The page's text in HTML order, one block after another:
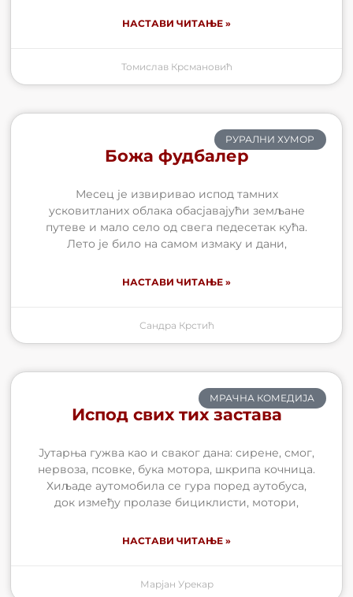
НАСТАВИ ЧИТАЊЕ »
Томислав Крсмановић
РУРАЛНИ ХУМОР
Божа фудбалер
Месец је извиривао испод тамних
усковитланих облака обасјавајући земљане
путеве и мало село од свега педесетак кућа.
Лето је било на самом измаку и дани,
НАСТАВИ ЧИТАЊЕ »
Сандра Крстић
МРАЧНА КОМЕДИЈА
Испод свих тих застава
Јутарња гужва као и сваког дана: сирене, смог,
нервоза, псовке, бука мотора, шкрипа кочница.
Хиљаде аутомобила се гура поред аутобуса,
док између пролазе бициклисти, мотори,
НАСТАВИ ЧИТАЊЕ »
Марјан Урекар